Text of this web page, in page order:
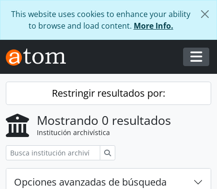
This website uses cookies to enhance your ability
to browse and load content. More Info.
Restringir resultados por:
Mostrando 0 resultados
Institución archivística
Opciones avanzadas de búsqueda